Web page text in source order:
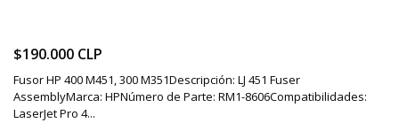
$190.000 CLP
Fusor HP 400 M451, 300 M351Descripción: LJ 451 Fuser
AssemblyMarca: HPNúmero de Parte: RM1-8606Compatibilidades:
LaserJet Pro 4...